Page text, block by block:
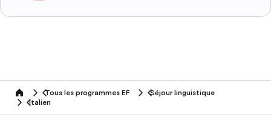
home Tous les programmes EF
Séjour linguistique
Italien